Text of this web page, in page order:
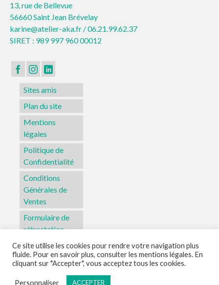
13, rue de Bellevue
56660 Saint Jean Brévelay
karine@atelier-aka.fr /06.21.99.62.37
SIRET : 989 997 960 00012
Sites amis
Plan du site
Mentions
légales
Politique de
Confidentialité
Conditions
Générales de
Ventes
Formulaire de
rétractation
Sites amis Plan du site Mentions légales Politique de Confidentialité
Ce site utilise les cookies pour rendre votre navigation plus
fluide. Pour en savoir plus, consulter les mentions légales. En
cliquant sur "Accepter", vous acceptez tous les cookies.
Personnaliser ACCEPTER